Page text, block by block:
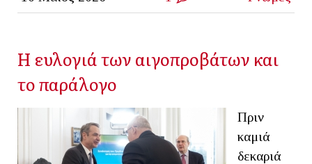
Η ευλογιά των αιγοπροβάτων και
το παράλογο
Πριν
καμιά
δεκαριά